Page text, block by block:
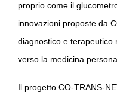
proprio come il
innovazioni proposte da
diagnostico e terapeutico
verso la medicina
Il progetto CO-TRANS-